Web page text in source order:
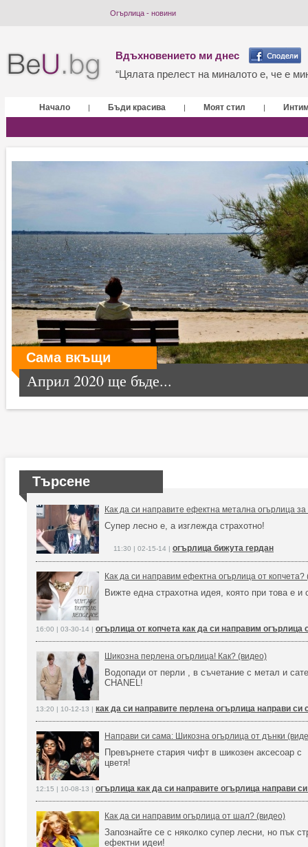
Огърлица - новини
Вдъхновението ми днес
“Цялата прелест на миналото е, че е
Начало | Бъди красива | Моят стил |
Сама вкъщи
Април 2020 ще бъде...
Търсене
Как да си направите ефектна метална огърлица
Супер лесно е, а изглежда страхотно!
11:30 | 02-15-14 | огърлица бижута гердан
Как да си направим ефектна огърлица от копчета?
Вижте една страхотна идея, която при това е
16:00 | 03-30-14 | огърлица от копчета как да си направим огърлица
Шикозна перлена огърлица! Как? (видео)
Водопади от перли , в съчетание с метал и
CHANEL!
13:20 | 10-12-13 | как да си направите перлена огърлица направи си
Направи си сама: Шикозна огърлица от дънки
Превърнете стария чифт в шикозен аксесоар с
цветя!
12:15 | 10-08-13 | огърлица как да си направите огърлица направи
Как да си направим огърлица от шал? (видео)
Запознайте се с няколко супер лесни, но пък
ефектни идеи!